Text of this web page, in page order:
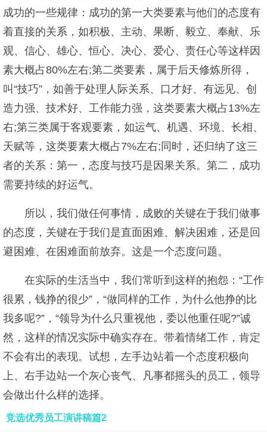
成功的一些规律：成功的第一大类要素与他们的态度有
着直接的关系，如积极、主动、果断、毅立、奉献、乐
观、信心、雄心、恒心、决心、爱心、责任心等这样因
素大概占80%左右;第二类要素，属于后天修炼所得，
叫“技巧”，如善于处理人际关系、口才好、有远见、创
造力强、技术好、工作能力强，这类要素大概占13%左
右;第三类属于客观要素，如运气、机遇、环境、长相、
天赋等，这类要素大概占7%左右;同时，还归纳了这三
者的关系：第一，态度与技巧是因果关系。第二，成功
需要持续的好运气。
所以，我们做任何事情，成败的关键在于我们做事
的态度，关键在于我们是直面困难、解决困难，还是回
避困难、在困难面前放弃。这是一个态度问题。
在实际的生活当中，我们常听到这样的抱怨：“工作
很累，钱挣的很少”，“做同样的工作，为什么他挣的比
我多呢?”，“领导为什么只重视他，委以他重任呢?”诚
然，这样的情况实际中确实存在。带着情绪工作，肯定
不会有出的表现。试想，左手边站着一个态度积极向
上、右手边站一个灰心丧气、凡事都摇头的员工，领导
会做出什么样的选择。
竞选优秀员工演讲稿篇2